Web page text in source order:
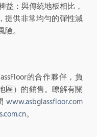
益：與傳統地板相比，
提供非常均勻的彈性減
。
的合作夥伴，負
區）的銷售。瞭解有關
www.asbglassfloor.com
。